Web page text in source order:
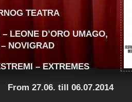
TEATRA
LEONE D’ORO UMAGO,
NOVIGRAD
– EXTREMES
From 27.06. till 06.07.2014